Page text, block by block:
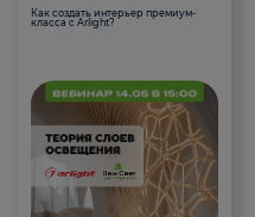
Как создать интерьер премиум-
класса с Arlight?